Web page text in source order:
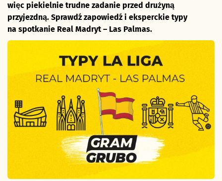
więc piekielnie trudne zadanie przed drużyną
przyjezdną. Sprawdź zapowiedź i eksperckie typy
na spotkanie Real Madryt – Las Palmas.